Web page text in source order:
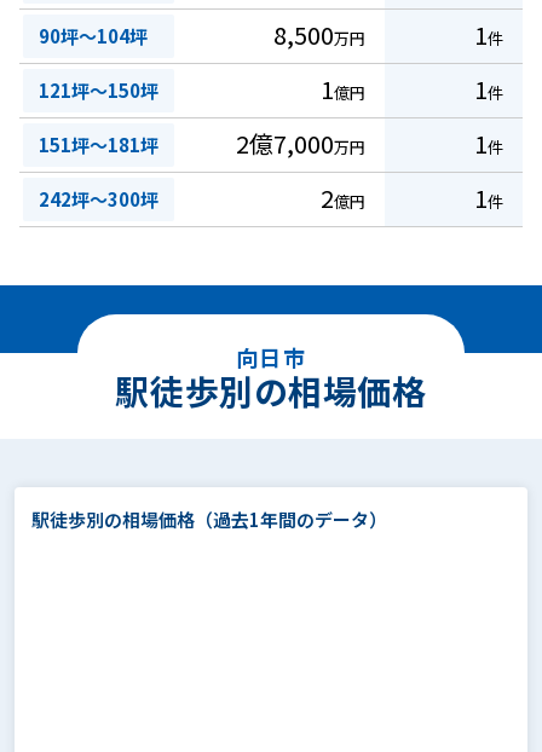
90坪～104坪 8,500万円 1件
121坪～150坪 1億円 1件
151坪～181坪 2億7,000万円 1件
242坪～300坪 2億円 1件
向日市
駅徒歩別の相場価格
駅徒歩別の相場価格 （過去1年間のデータ）